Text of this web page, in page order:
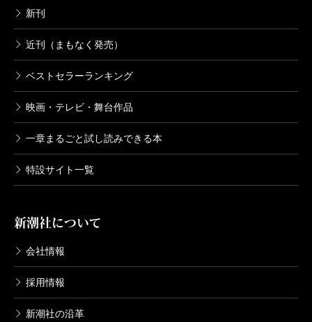
る、いま最も注目の世界史家が描ききった「統治者」
たちの物語、どうぞご堪能ください。
2019/10/25
新刊
近刊（まもなく発売）
ベストセラーランキング
映画・テレビ・舞台作品
一章まるごと試し読みできる本
特設サイト一覧
新潮社について
会社情報
採用情報
新潮社の沿革